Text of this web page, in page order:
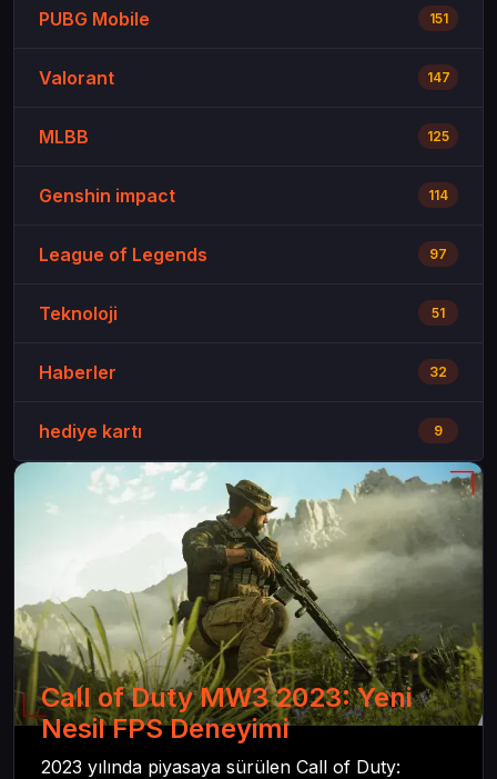
PUBG Mobile 151
Valorant 147
MLBB 125
Genshin impact 114
League of Legends 97
Teknoloji 51
Haberler 32
hediye kartı 9
Call of Duty MW3 2023: Yeni
Nesil FPS Deneyimi
2023 yılında piyasaya sürülen Call of Duty: